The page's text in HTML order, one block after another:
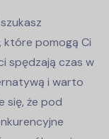
pomogą Ci
spędzają czas w
i warto
się, że pod